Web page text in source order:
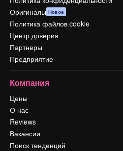
Оригиналы Новое
Политика файлов cookie
Центр доверия
Партнеры
Предприятие
Компания
Цены
О нас
Reviews
Вакансии
Поиск тенденций